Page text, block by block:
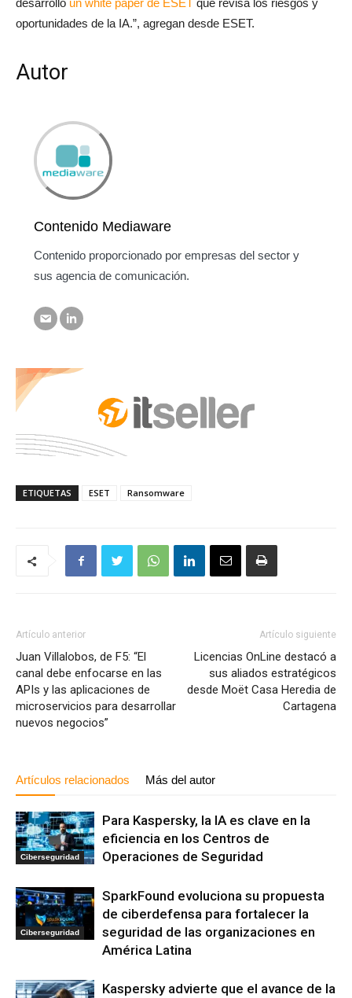
desarrolló un white paper de ESET
que revisa los riesgos y
oportunidades de la IA.”, agregan desde ESET.
Autor
Contenido Mediaware
Contenido proporcionado por empresas del sector y
sus agencia de comunicación.
ETIQUETAS ESET Ransomware
Artículo anterior
Juan Villalobos, de F5: “El
canal debe enfocarse en las
APIs y las aplicaciones de
microservicios para desarrollar
nuevos negocios”
Artículo siguiente
Licencias OnLine destacó a
sus aliados estratégicos
desde Moët Casa Heredia de
Cartagena
Artículos relacionados Más del autor
Ciberseguridad
Para Kaspersky, la IA es clave en la
eficiencia en los Centros de
Operaciones de Seguridad
Ciberseguridad
SparkFound evoluciona su propuesta
de ciberdefensa para fortalecer la
seguridad de las organizaciones en
América Latina
Kaspersky advierte que el avance de la